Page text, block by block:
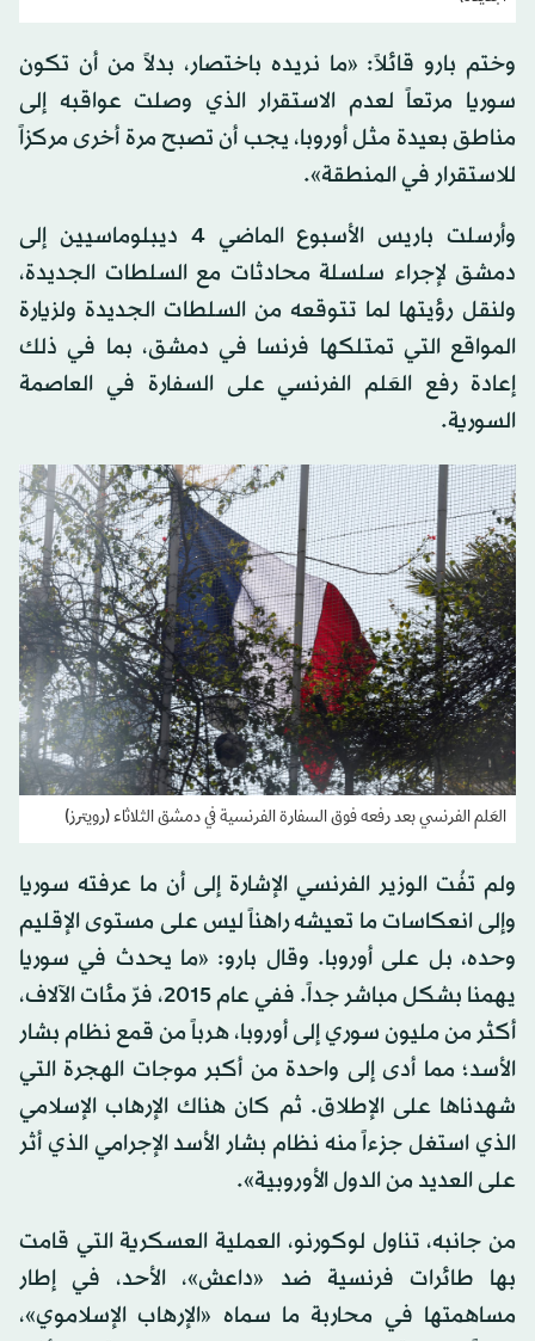
وختم بارو قائلاً: «ما نريده باختصار، بدلاً من أن تكون
سوريا مرتعاً لعدم الاستقرار الذي وصلت عواقبه إلى
مناطق بعيدة مثل أوروبا، يجب أن تصبح مرة أخرى مركزاً
للاستقرار في المنطقة».
وأرسلت باريس الأسبوع الماضي 4 ديبلوماسيين إلى
دمشق لإجراء سلسلة محادثات مع السلطات الجديدة،
ولنقل رؤيتها لما تتوقعه من السلطات الجديدة ولزيارة
المواقع التي تمتلكها فرنسا في دمشق، بما في ذلك
إعادة رفع العَلم الفرنسي على السفارة في العاصمة
السورية.
العَلم الفرنسي بعد رفعه فوق السفارة الفرنسية في دمشق الثلاثاء (رويترز)
ولم تفُت الوزير الفرنسي الإشارة إلى أن ما عرفته سوريا
وإلى انعكاسات ما تعيشه راهناً ليس على مستوى الإقليم
وحده، بل على أوروبا. وقال بارو: «ما يحدث في سوريا
يهمنا بشكل مباشر جداً. ففي عام 2015، فرّ مئات الآلاف،
أكثر من مليون سوري إلى أوروبا، هرباً من قمع نظام بشار
الأسد؛ مما أدى إلى واحدة من أكبر موجات الهجرة التي
شهدناها على الإطلاق. ثم كان هناك الإرهاب الإسلامي
الذي استغل جزءاً منه نظام بشار الأسد الإجرامي الذي أثر
على العديد من الدول الأوروبية».
من جانبه، تناول لوكورنو، العملية العسكرية التي قامت
بها طائرات فرنسية ضد «داعش»، الأحد، في إطار
مساهمتها في محاربة ما سماه «الإرهاب الإسلاموي»،